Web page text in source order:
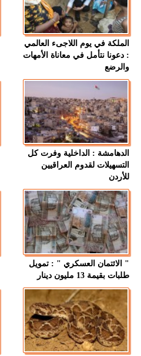
الملكة في يوم اللاجىء العالمي
: دعونا نتأمل في معاناة الأمهات
والرضع
الدهامشة : الداخلية وفرت كل
التسهيلات لقدوم العراقيين
للأردن
" الائتمان العسكري " : تمويل
طلبات بقيمة 13 مليون دينار